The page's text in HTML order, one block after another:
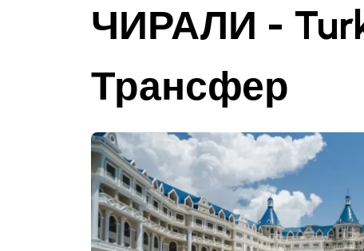
ЧИРАЛИ -
Трансфер